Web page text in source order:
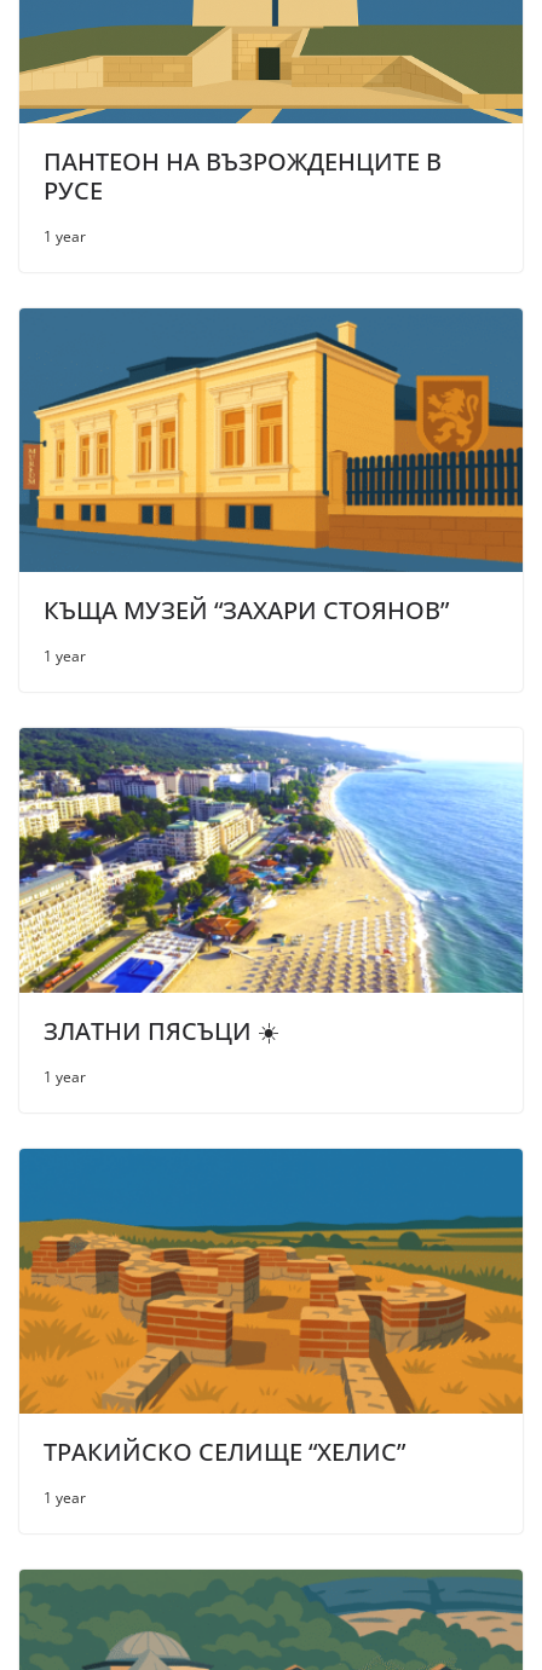
ПАНТЕОН НА ВЪЗРОЖДЕНЦИТЕ В
РУСЕ
1 year
КЪЩА МУЗЕЙ “ЗАХАРИ СТОЯНОВ”
1 year
ЗЛАТНИ ПЯСЪЦИ ☀️
1 year
ТРАКИЙСКО СЕЛИЩЕ “ХЕЛИС”
1 year